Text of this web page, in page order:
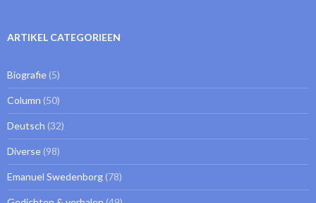
ARTIKEL CATEGORIEEN
Biografie (5)
Column (50)
Deutsch (32)
Diverse (98)
Emanuel Swedenborg (78)